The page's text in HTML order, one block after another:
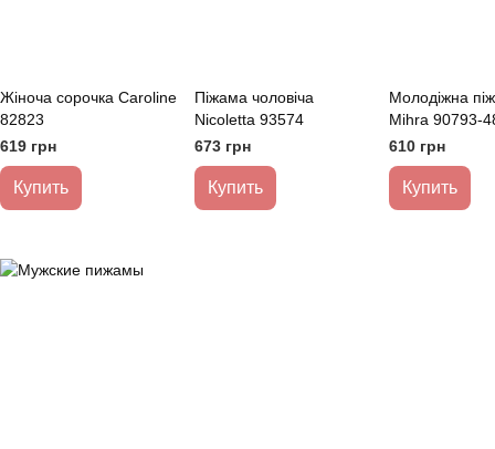
Жіноча сорочка Caroline
82823
619 грн
Купить
Піжама чоловіча
Nicoletta 93574
673 грн
Купить
Молодіжна
Mihra 90793-
610 грн
Купить